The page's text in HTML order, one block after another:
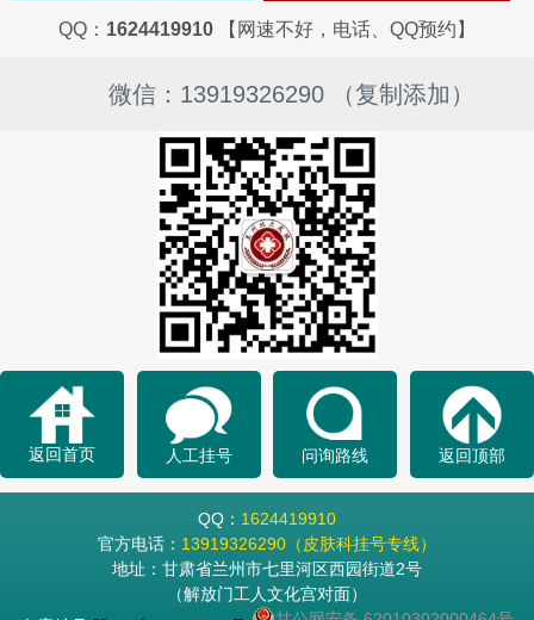
QQ： 1624419910 【网速不好，电话、QQ预约】
微信：13919326290 （复制添加）
返回首页 人工挂号 问询路线 返回顶部
QQ： 1624419910
官方电话： 13919326290（皮肤科挂号专线）
地址：甘肃省兰州市七里河区西园街道2号
（解放门工人文化宫对面）